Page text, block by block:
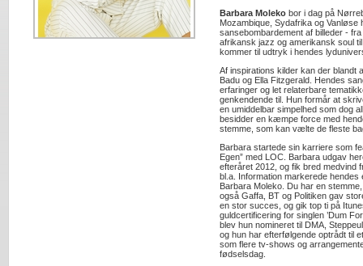
Barbara Moleko bor i dag på
Mozambique, Sydafrika og Vanløse
sansebombardement af billeder -
afrikansk jazz og amerikansk soul
kommer til udtryk i hendes
Af inspirations kilder kan der
Badu og Ella Fitzgerald. Hendes
erfaringer og let relaterbare
genkendende til. Hun formår at
en umiddelbar simpelhed som dog
besidder en kæmpe force med
stemme, som kan vælte de fleste
Barbara startede sin karriere som
Egen” med LOC. Barbara udgav
efteråret 2012, og fik bred medvind
bl.a. Information markerede hendes
Barbara Moleko. Du har en
også Gaffa, BT og Politiken gav
en stor succes, og gik top ti på
guldcertificering for singlen ’Dum
blev hun nomineret til DMA,
og hun har efterfølgende optrådt til
som flere tv-shows og
fødselsdag.